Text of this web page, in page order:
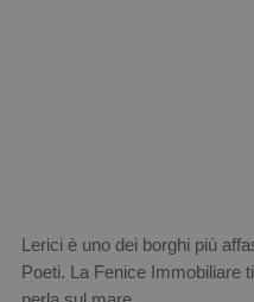
Lerici è uno dei borghi più
Poeti. La Fenice Immobiliare